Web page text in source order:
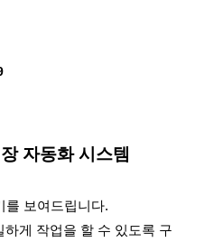
자동화 시스템
를 보여드립니다.
게 작업을 할 수 있도록 구